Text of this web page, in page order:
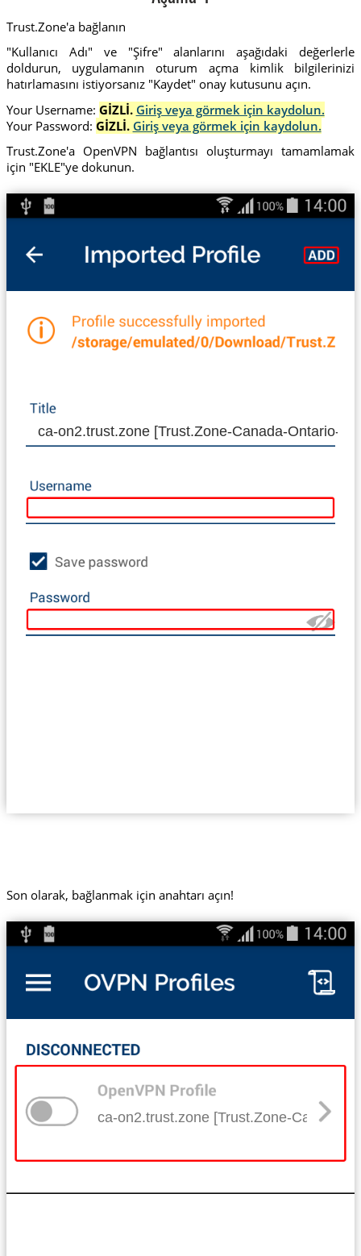
Trust.Zone'a bağlanın
"Kullanıcı Adı" ve "Şifre" alanlarını aşağıdaki değerlerle
doldurun, uygulamanın oturum açma kimlik bilgilerinizi
hatırlamasını istiyorsanız "Kaydet" onay kutusunu açın.
Your Username: GİZLİ. Giriş veya görmek için kaydolun.
Your Password: GİZLİ. Giriş veya görmek için kaydolun.
Trust.Zone'a OpenVPN bağlantısı oluşturmayı tamamlamak
için "EKLE"ye dokunun.
ca-on2.trust.zone [Trust.Zone-Canada-Ontario-2]
Son olarak, bağlanmak için anahtarı açın!
ca-on2.trust.zone [Trust.Zone-Canada-